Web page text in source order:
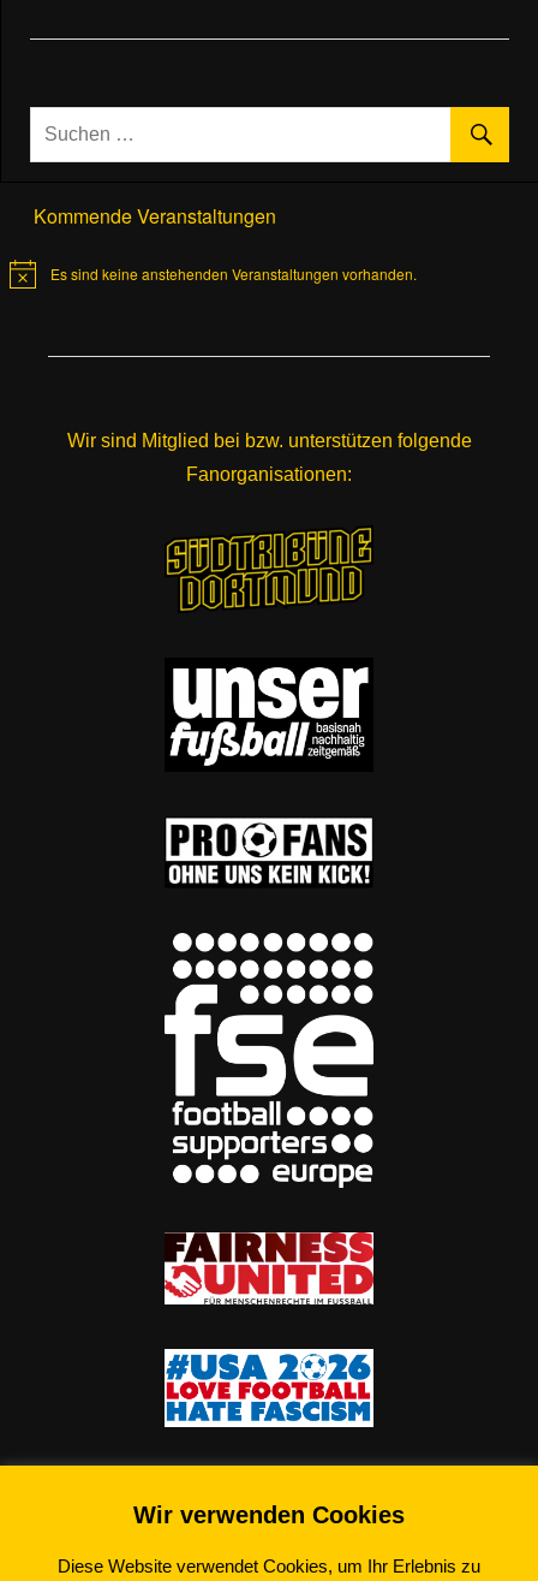
Kommende Veranstaltungen
HinweisEs sind keine anstehenden Veranstaltungen vorhanden.
Wir sind Mitglied bei bzw. unterstützen folgende
Fanorganisationen:
Wir verwenden Cookies
Diese Website verwendet Cookies, um Ihr Erlebnis zu